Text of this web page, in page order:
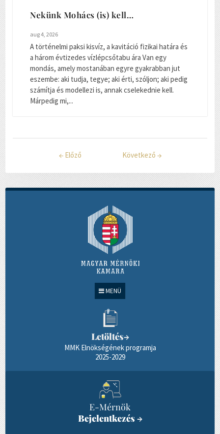
MENÜ
Letöltés→
MMK Elnökségének programja
2025-2029
E-Mérnök
Bejelentkezés →
Nekünk Mohács (is) kell…
aug 4, 2026
A történelmi paksi kisvíz, a kavitáció fizikai határa és
a három évtizedes vízlépcsőtabu ára Van egy
mondás, amely mostanában egyre gyakrabban jut
eszembe: aki tudja, tegye; aki érti, szóljon; aki pedig
számítja és modellezi is, annak cselekednie kell.
Márpedig mi,...
← Előző Következő →